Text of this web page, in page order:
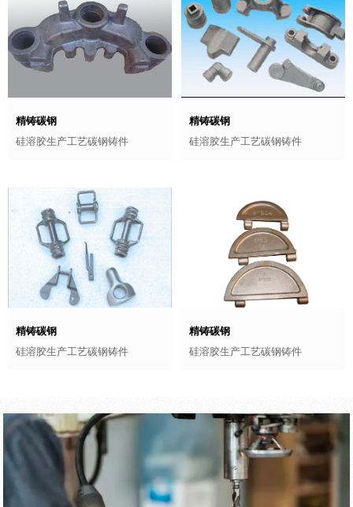
精铸碳钢
硅溶胶生产工艺碳钢铸件
精铸碳钢
硅溶胶生产工艺碳钢铸件
精铸碳钢
硅溶胶生产工艺碳钢铸件
精铸碳钢
硅溶胶生产工艺碳钢铸件